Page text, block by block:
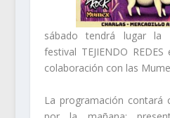
sábado tendrá lugar la
festival TEJIENDO REDES
colaboración con las
La programación contará